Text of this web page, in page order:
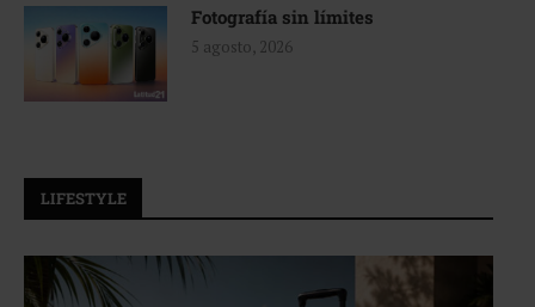
Fotografía sin límites
5 agosto, 2026
LIFESTYLE